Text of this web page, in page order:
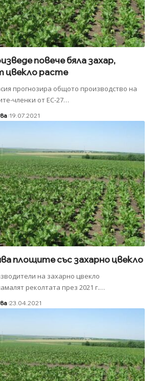
повече бяла захар,
цвекло расте
прогнозира общото производство на
членки от ЕС-27…
19.07.2021
площите със захарно цвекло
на захарно цвекло
реколтата през 2021 г.…
23.04.2021